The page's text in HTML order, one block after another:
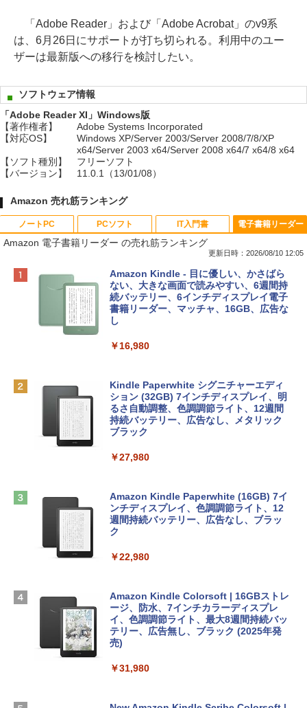
「Adobe Reader」および「Adobe Acrobat」のv9系
は、6月26日にサポートが打ち切られる。利用中のユー
ザーは最新版への移行を検討したい。
ソフトウェア情報
「Adobe Reader XI」Windows版
【著作権者】
Adobe Systems Incorporated
【対応OS】
Windows XP/Server 2003/Server 2008/7/8/XP
x64/Server 2003 x64/Server 2008 x64/7 x64/8 x64
【ソフト種別】
フリーソフト
【バージョン】
11.0.1（13/01/08）
Amazon 売れ筋ランキング
ノートPC
Apple 2026 MacBook Neo A18 Proチッ
プ搭載13インチノートブック：AIとAppl
e Intelligenceのために設計、Liquid Ret
inaディスプレイ、8GBユニファイドメモ
リ、256GB SSDストレージ、1080p Fac
tomtoc 360°保護 15.6 16インチ パソコ
ンケース Dell NEC Lavie ASUS HP dyna
book Lenovo対応
ン 15-fd 15.6インチ 16GBメモリ 512GB
SSD インテル Core 5
￥129,800
igence、13.6インチLiquid Retinaディ
スプレイ、16GBユニファイドメモリ、1
TB SSDストレージ、12MPセンターフレ
ームカメラ、日本語キーボード、Touch I
D - シルバー
￥261,414
PCソフト
Robloxギフトカード - 800 Robux 【限
定バーチャルアイテムを含む】 【オンラ
インゲームコード】 ロブロックス | オン
ラインコード版
定バーチャルアイテムを含む】 【オンラ
インゲームコード】 ロブロックス | オン
ラインコード版
￥3,200
インゲームコード】 ロブロックス |オン
ラインコード版
￥1,600
ows11、10/mac対応|PC2台
￥39,582
【限定バーチャルアイテムを含む】 【オ
IT入門書
生成AIパスポート公式テキスト 第４版
￥1,766
￥1,292
非エンジニア 初心者 素人 でも安心 使い
めのAIコーディング入門シリーズ
￥99
AIイラスト表現辞典: 思い通りの絵を引き
￥480
FM TOWNS ハイパー・カタログ: 本体ハ
ェクトリストと最新エミュレータ紹介
電子書籍リーダー
Amazon 電子書籍リーダー の売れ筋ランキング
更新日時：2026/08/10 12:05
Amazon Kindle - 目に優しい、かさばら
ない、大きな画面で読みやすい、6週間持
続バッテリー、6インチディスプレイ電子
書籍リーダー、マッチャ、16GB、広告な
し
￥16,980
Kindle Paperwhite シグニチャーエディ
ション (32GB) 7インチディスプレイ、明
るさ自動調整、色調調節ライト、12週間
持続バッテリー、広告なし、メタリック
ブラック
￥27,980
Amazon Kindle Paperwhite (16GB) 7イ
ンチディスプレイ、色調調節ライト、12
週間持続バッテリー、広告なし、ブラッ
ク
￥22,980
Amazon Kindle Colorsoft | 16GBストレ
ージ、防水、7インチカラーディスプレ
イ、色調調節ライト、最大8週間持続バッ
テリー、広告無し、ブラック (2025年発
売)
￥31,980